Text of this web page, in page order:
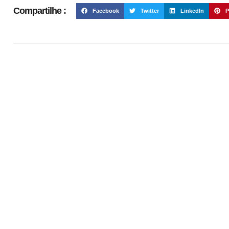
Compartilhe : Facebook Twitter LinkedIn